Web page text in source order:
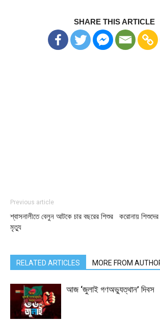
SHARE THIS ARTICLE
Previous article
শ্বাসনালীতে বেলুন আটকে চার বছরের শিশুর
মৃত্যু
করোনায়
RELATED ARTICLES MORE FROM
আজ ‘জুলাই গণঅভ্যুত্থান’ দিবস